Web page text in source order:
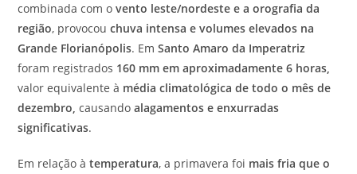
combinada com o vento leste/nordeste e a orografia da
região, provocouchuva intensa e volumes elevados na
Grande Florianópolis. EmSanto Amaro da Imperatriz
foram registrados 160 mm em aproximadamente 6 horas,
valor equivalente à média climatológica de todo o mês de
dezembro, causandoalagamentos e enxurradas
significativas.
Em relação àtemperatura, a primavera foi mais fria que o